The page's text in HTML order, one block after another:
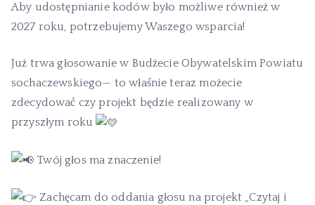
Aby udostępnianie kodów było możliwe również w
2027 roku, potrzebujemy Waszego wsparcia!
Już trwa głosowanie w Budżecie Obywatelskim Powiatu
sochaczewskiego— to właśnie teraz możecie
zdecydować czy projekt będzie realizowany w
przyszłym roku
Twój głos ma znaczenie!
Zachęcam do oddania głosu na projekt „Czytaj i